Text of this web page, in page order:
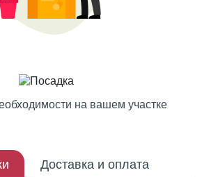
на вашем участке
Доставка и оплата